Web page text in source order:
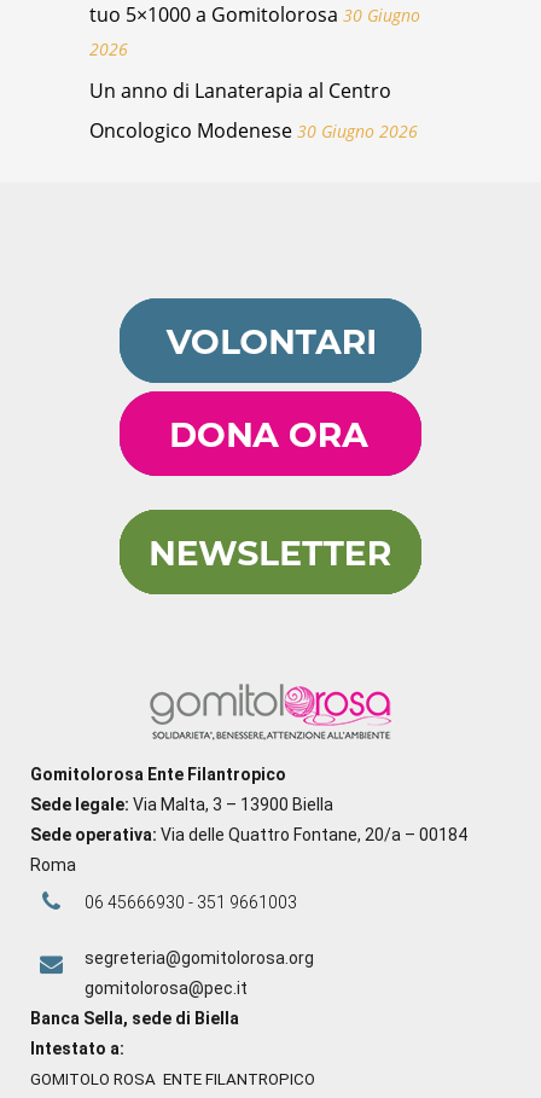
tuo 5×1000 a Gomitolorosa 30 Giugno
2026
Un anno di Lanaterapia al Centro
Oncologico Modenese 30 Giugno 2026
Gomitolorosa Ente Filantropico
Sede legale: Via Malta, 3 – 13900 Biella
Sede operativa: Via delle Quattro Fontane, 20/a – 00184
Roma
06 45666930 - 351 9661003
segreteria@gomitolorosa.org
gomitolorosa@pec.it
Banca Sella, sede di Biella
Intestato a:
GOMITOLO ROSA ENTE FILANTROPICO